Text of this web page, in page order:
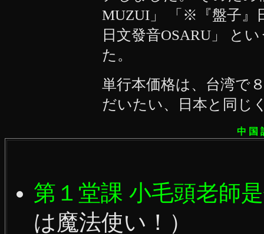
MUZUI」 「※『盤子』
日文發音OSARU」 と
た。
単行本価格は、台湾で
だいたい、日本と同じ
中 国
第１堂課 小毛頭老師
は魔法使い！）